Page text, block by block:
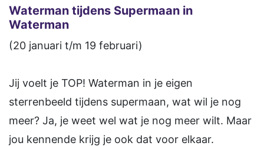
Waterman tijdens Supermaan in
Waterman
(20 januari t/m 19 februari)
Jij voelt je TOP! Waterman in je eigen
sterrenbeeld tijdens supermaan, wat wil je nog
meer? Ja, je weet wel wat je nog meer wilt. Maar
jou kennende krijg je ook dat voor elkaar.